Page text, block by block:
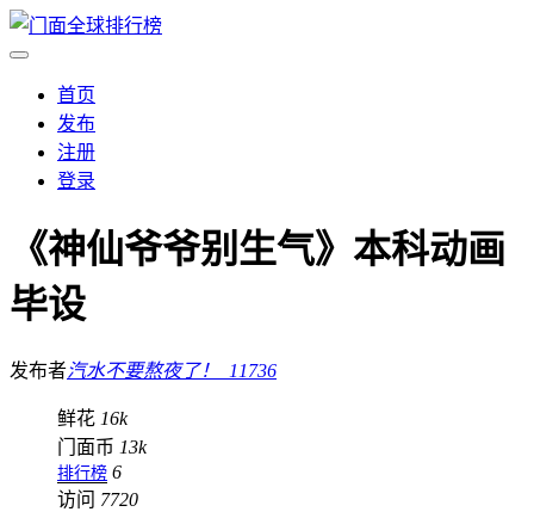
首页
发布
注册
登录
《神仙爷爷别生气》本科动画
毕设
发布者汽水不要熬夜了！_11736
鲜花 16k
门面币 13k
排行榜 6
访问 7720